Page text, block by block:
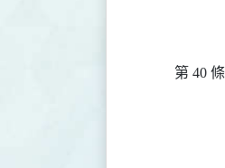
第 40 條